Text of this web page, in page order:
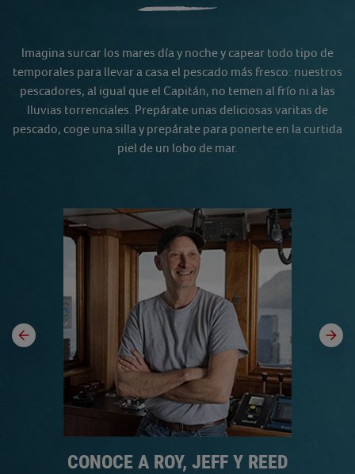
Imagina surcar los mares día y noche y capear todo tipo de
temporales para llevar a casa el pescado más fresco: nuestros
pescadores, al igual que el Capitán, no temen al frío ni a las
lluvias torrenciales. Prepárate unas deliciosas varitas de
pescado, coge una silla y prepárate para ponerte en la curtida
piel de un lobo de mar.
CONOCE A ROY, JEFF Y REED